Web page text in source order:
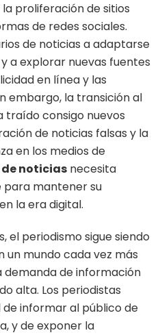
proliferación de sitios
de redes sociales.
de noticias a adaptarse
a explorar nuevas fuentes
en línea y las
embargo, la transición al
traído consigo nuevos
de noticias falsas y la
en los medios de
noticias necesita
mantener su
la era digital.
el periodismo sigue siendo
un mundo cada vez más
de información
alta. Los periodistas
informar al público de
y de exponer la